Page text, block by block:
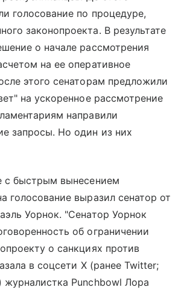
голосование по процедуре,
законопроекта. В результате
о начале рассмотрения
на ее оперативное
этого сенаторам предложили
на ускоренное рассмотрение
направили
запросы. Но один из них
с быстрым вынесением
голосование выразил сенатор от
Уорнок. "Сенатор Уорнок
об ограничении
о санкциях против
в соцсети X (ранее Twitter;
Punchbowl Лора